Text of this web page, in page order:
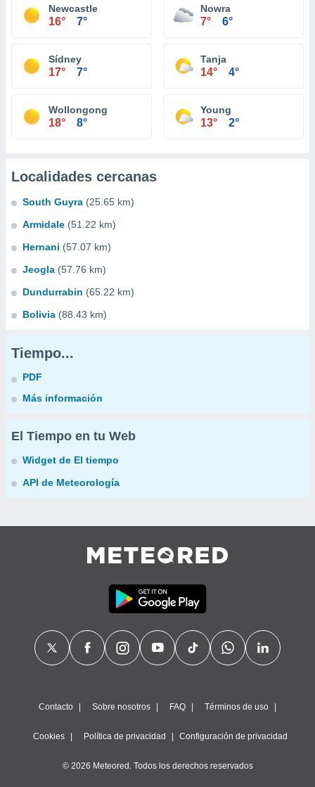
Newcastle
16° 7°
Nowra
7° 6°
Sídney
17° 7°
Tanja
14° 4°
Wollongong
18° 8°
Young
13° 2°
Localidades cercanas
South Guyra (25.65 km)
Armidale (51.22 km)
Hernani (57.07 km)
Jeogla (57.76 km)
Dundurrabin (65.22 km)
Bolivia (88.43 km)
Tiempo...
PDF
Más información
El Tiempo en tu Web
Widget de El tiempo
API de Meteorología
Contacto Sobre nosotros FAQ Términos de uso
Cookies Política de privacidad Configuración de privacidad
© 2026 Meteored. Todos los derechos reservados